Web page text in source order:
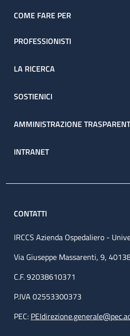
COME FARE PER
PROFESSIONISTI
LA RICERCA
SOSTIENICI
AMMINISTRAZIONE
INTRANET
CONTATTI
IRCCS Azienda Ospedaliero -
Via Giuseppe Massarenti, 9,
C.F. 92038610371
P.IVA 02553300373
PEC: